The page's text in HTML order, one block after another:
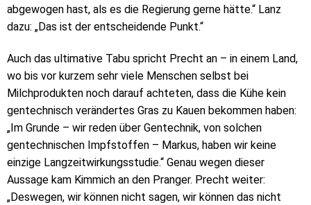
abgewogen hast, als es die Regierung gerne hätte.“ Lanz
dazu: „Das ist der entscheidende Punkt.“
Auch das ultimative Tabu spricht Precht an – in einem Land,
wo bis vor kurzem sehr viele Menschen selbst bei
Milchprodukten noch darauf achteten, dass die Kühe kein
gentechnisch verändertes Gras zu Kauen bekommen haben:
„Im Grunde – wir reden über Gentechnik, von solchen
gentechnischen Impfstoffen – Markus, haben wir keine
einzige Langzeitwirkungsstudie.“ Genau wegen dieser
Aussage kam Kimmich an den Pranger. Precht weiter:
„Deswegen, wir können nicht sagen, wir können das nicht